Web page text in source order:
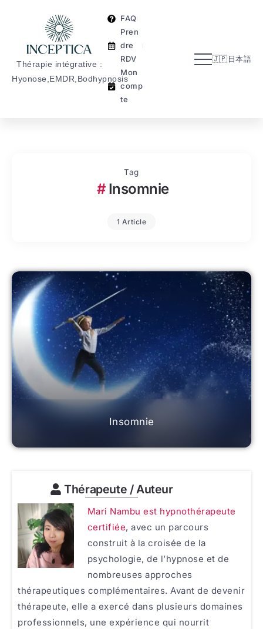
Thérapie intégrative :
Hyonose,EMDR,Bodhypnosis
FAQ
Pren
dre
RDV
Mon
comp
te
🇯🇵日本語
n
co
mpt
e
Tag
Insomnie
1 Article
Insomnie
Thérapeute / Auteur
Mari Nambu est hypnothérapeute
certifiée, avec un parcours
construit à la croisée de la
psychologie, de l’hypnose et de
nombreuses approches
thérapeutiques complémentaires. Avant de devenir
thérapeute, elle a exercé dans plusieurs domaines
professionnels, une expérience qui nourrit